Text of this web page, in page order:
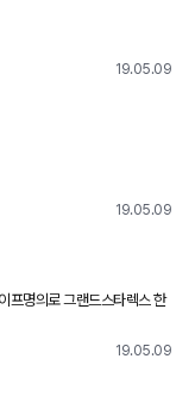
19.05.09
19.05.09
명의로 그랜드스타렉스 한
<br>1년에
19.05.09